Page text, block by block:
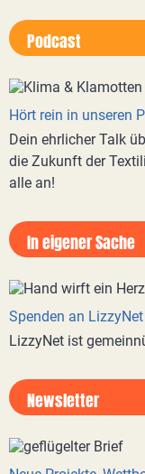
Podcast
Hört rein in unseren
Dein ehrlicher Talk
die Zukunft der
alle an!
In eigener Sache
Spenden an LizzyNet
LizzyNet ist
Newsletter